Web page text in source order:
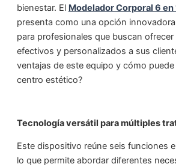
bienestar. El Modelador Corporal 6 en
presenta como una opción
para profesionales que buscan
efectivos y personalizados a sus
ventajas de este equipo y cómo
centro estético?
Tecnología versátil para múltiples
Este dispositivo reúne seis funciones
lo que permite abordar diferentes